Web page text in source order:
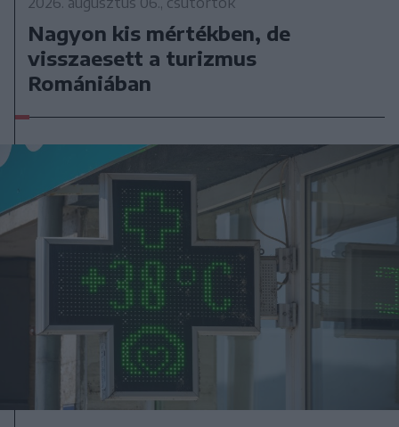
Nagyon kis mértékben, de
visszaesett a turizmus
Romániában